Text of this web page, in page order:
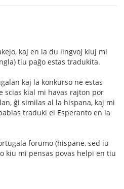
kaj en la du lingvoj kiuj mi
tiu paĝo estas tradukita.
kaj la konkurso ne estas
kial mi havas rajton por
ĝi similas al la hispana, kaj mi
traduki el Esperanto en la
forumo (hispane, sed iu
kiu mi pensas povas helpi en tiu